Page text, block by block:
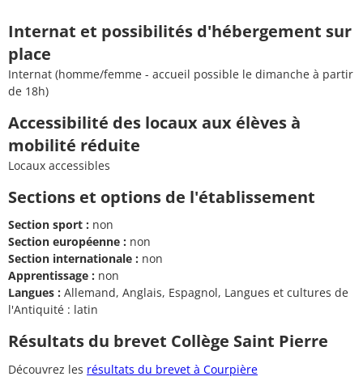
Internat et possibilités d'hébergement sur
place
Internat (homme/femme - accueil possible le dimanche à partir
de 18h)
Accessibilité des locaux aux élèves à
mobilité réduite
Locaux accessibles
Sections et options de l'établissement
Section sport : non
Section européenne : non
Section internationale : non
Apprentissage : non
Langues : Allemand, Anglais, Espagnol, Langues et cultures de
l'Antiquité : latin
Résultats du brevet Collège Saint Pierre
Découvrez les résultats du brevet à Courpière